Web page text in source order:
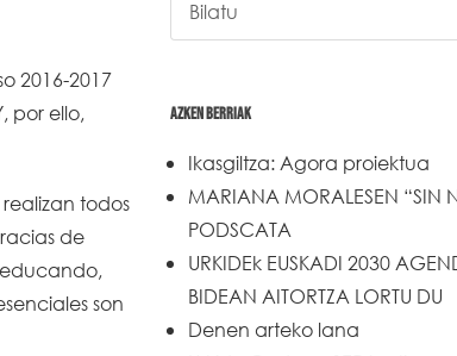
2016-2017
por ello,
todos
de
educando,
son
AZKEN BERRIAK
Ikasgiltza: Agora proiektua
MARIANA MORALESEN “SIN
PODSCATA
URKIDEk EUSKADI 2030
BIDEAN AITORTZA LORTU DU
Denen arteko lana